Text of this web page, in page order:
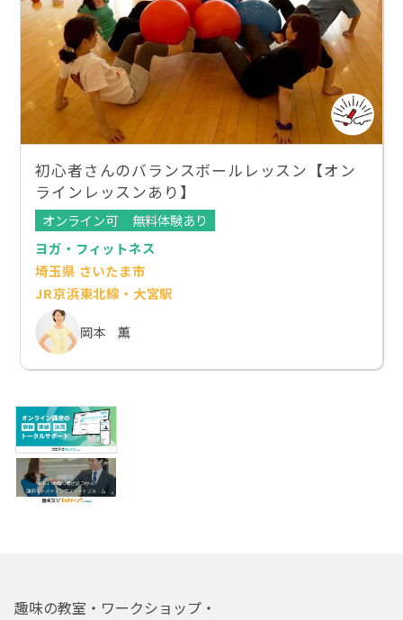
初心者さんのバランスボールレッスン【オン
ラインレッスンあり】
オンライン可
無料体験あり
ヨガ・フィットネス
埼玉県 さいたま市
JR京浜東北線・大宮駅
岡本 薫
趣味の教室・ワークショップ・